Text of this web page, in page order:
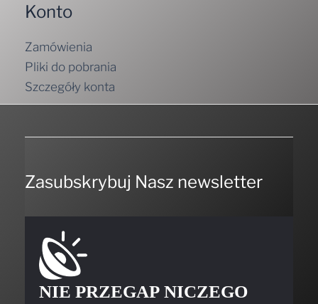
Konto
Zamówienia
Pliki do pobrania
Szczegóły konta
Zasubskrybuj Nasz newsletter
NIE PRZEGAP NICZEGO